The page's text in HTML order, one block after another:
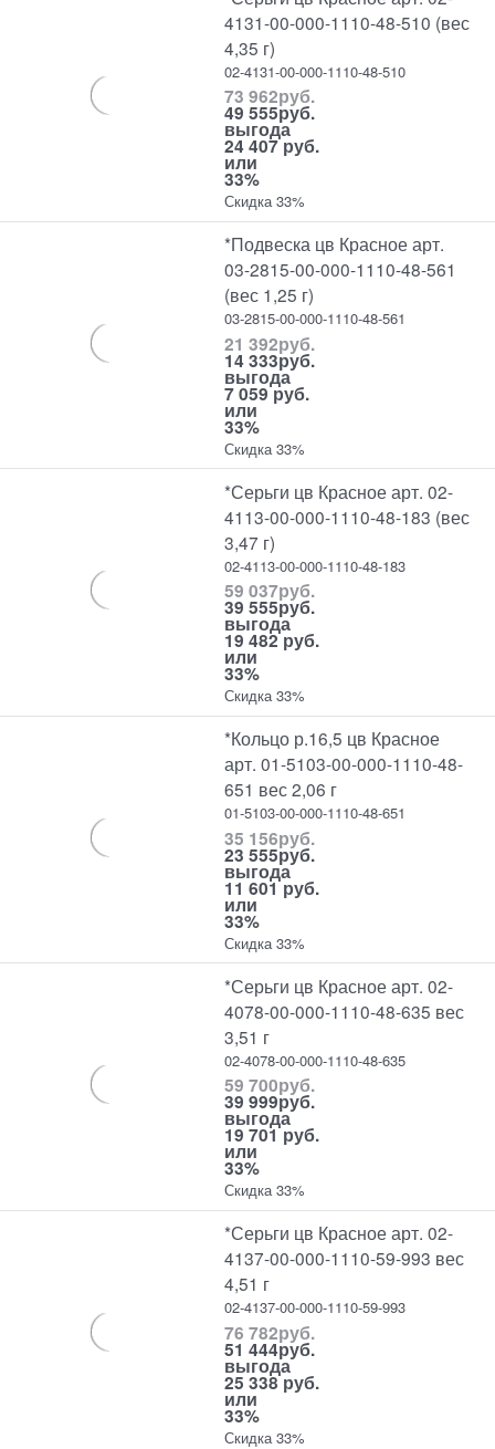
4131-00-000-1110-48-510 (вес
4,35 г)
02-4131-00-000-1110-48-510
73 962руб.
49 555руб.
выгода
24 407 руб.
или
33%
Скидка 33%
*Подвеска цв Красное арт.
03-2815-00-000-1110-48-561
(вес 1,25 г)
03-2815-00-000-1110-48-561
21 392руб.
14 333руб.
выгода
7 059 руб.
или
33%
Скидка 33%
*Серьги цв Красное арт. 02-
4113-00-000-1110-48-183 (вес
3,47 г)
02-4113-00-000-1110-48-183
59 037руб.
39 555руб.
выгода
19 482 руб.
или
33%
Скидка 33%
*Кольцо р.16,5 цв Красное
арт. 01-5103-00-000-1110-48-
651 вес 2,06 г
01-5103-00-000-1110-48-651
35 156руб.
23 555руб.
выгода
11 601 руб.
или
33%
Скидка 33%
*Серьги цв Красное арт. 02-
4078-00-000-1110-48-635 вес
3,51 г
02-4078-00-000-1110-48-635
59 700руб.
39 999руб.
выгода
19 701 руб.
или
33%
Скидка 33%
*Серьги цв Красное арт. 02-
4137-00-000-1110-59-993 вес
4,51 г
02-4137-00-000-1110-59-993
76 782руб.
51 444руб.
выгода
25 338 руб.
или
33%
Скидка 33%